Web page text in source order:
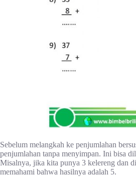
Sebelum melangkah ke penjumlahan
penjumlahan tanpa menyimpan. Ini bisa
Misalnya, jika kita punya 3 kelereng dan
memahami bahwa hasilnya adalah 5.